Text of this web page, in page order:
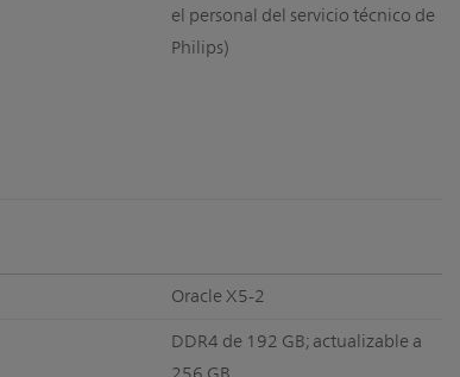
el personal del servicio técnico de
Philips)
Oracle X5-2
DDR4 de 192 GB; actualizable a